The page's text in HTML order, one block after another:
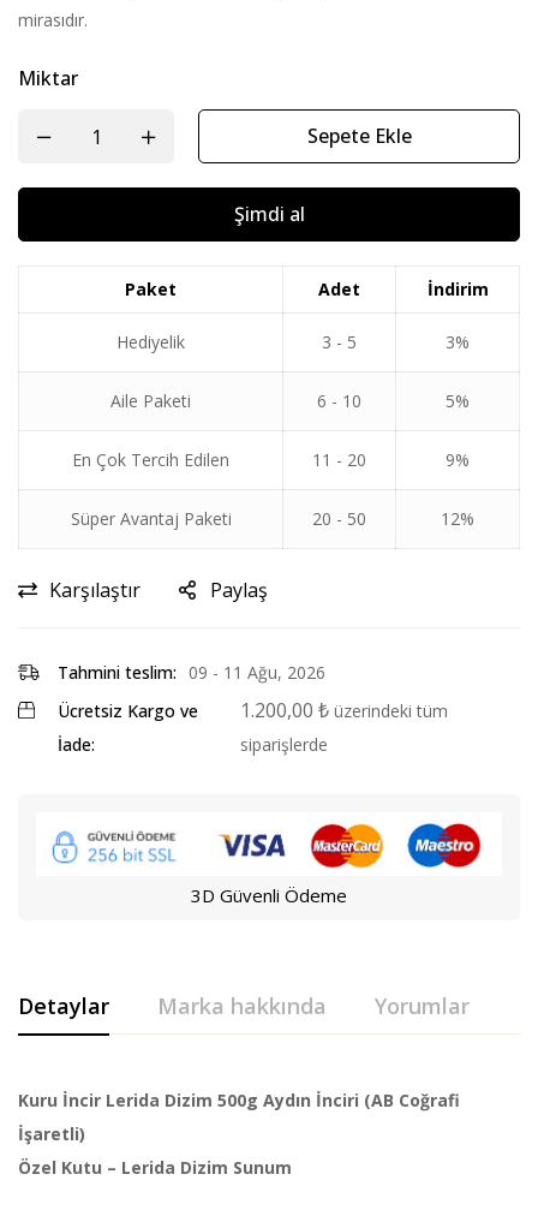
mirasıdır.
Miktar
Sepete Ekle
Şimdi al
Paket Adet İndirim
Hediyelik 3 - 5 3%
Aile Paketi 6 - 10 5%
En Çok Tercih Edilen 11 - 20 9%
Süper Avantaj Paketi 20 - 50 12%
Karşılaştır Paylaş
Tahmini teslim:
09 - 11 Ağu, 2026
Ücretsiz Kargo ve
İade:
1.200,00 ₺üzerindeki tüm
siparişlerde
3D Güvenli Ödeme
Detaylar Marka hakkında Yorumlar
Kuru İncir Lerida Dizim 500g Aydın İnciri (AB Coğrafi
İşaretli)
Özel Kutu – Lerida Dizim Sunum